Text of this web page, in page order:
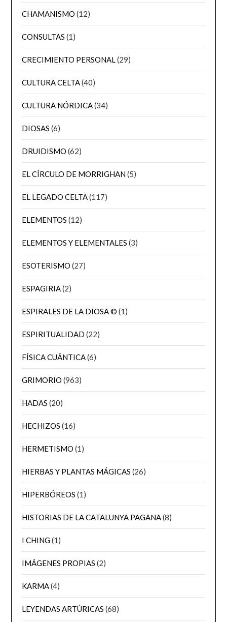
CHAMANISMO (12)
CONSULTAS (1)
CRECIMIENTO PERSONAL(29)
CULTURA CELTA(40)
CULTURA NÓRDICA(34)
DIOSAS (6)
DRUIDISMO (62)
EL CÍRCULO DE MORRIGHAN(5)
EL LEGADO CELTA(117)
ELEMENTOS (12)
ELEMENTOS Y ELEMENTALES (3)
ESOTERISMO (27)
ESPAGIRIA(2)
ESPIRALES DE LA DIOSA © (1)
ESPIRITUALIDAD (22)
FÍSICA CUÁNTICA(6)
GRIMORIO (963)
HADAS (20)
HECHIZOS (16)
HERMETISMO (1)
HIERBAS Y PLANTAS MÁGICAS (26)
HIPERBÓREOS (1)
HISTORIAS DE LA CATALUNYA PAGANA(8)
I CHING(1)
IMÁGENES PROPIAS (2)
KARMA(4)
LEYENDAS ARTÚRICAS (68)